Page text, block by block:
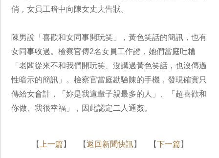
俏，女員工暗中向陳女丈夫告狀。
陳男說「喜歡和女同事開玩笑」，黃色笑話的簡訊，也有
女同事收過。檢察官傳2名女員工作證，她們當庭吐糟
「老闆從來不和我們開玩笑、沒講過黃色笑話，也沒傳過
性暗示的簡訊」。檢察官當庭勘驗陳的手機，發現確實只
傳給女會計，「妳是我這輩子親最多的人」、「超喜歡和
你做、我很幸福」，因此認定二人通姦。
【 上一篇 】 【返回新聞快訊】 【下一篇 】